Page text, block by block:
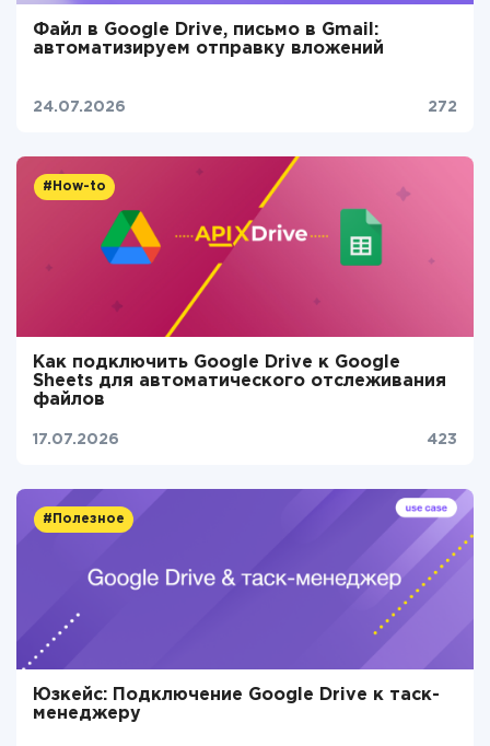
Файл в Google Drive, письмо в Gmail:
автоматизируем отправку вложений
24.07.2026 272
#How-to
Как подключить Google Drive к Google
Sheets для автоматического отслеживания
файлов
17.07.2026 423
#Полезное
Юзкейс: Подключение Google Drive к таск-
менеджеру